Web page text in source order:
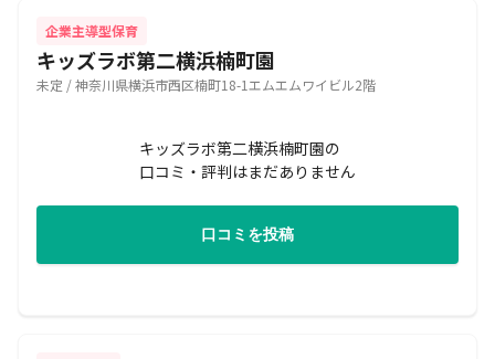
企業主導型保育
キッズラボ第二横浜楠町園
未定 / 神奈川県横浜市西区楠町18-1エムエムワイビル2階
キッズラボ第二横浜楠町園の
口コミ・評判はまだありません
口コミを投稿